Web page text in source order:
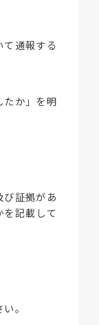
て通報する
たか」を明
証拠があ
を記載して
。